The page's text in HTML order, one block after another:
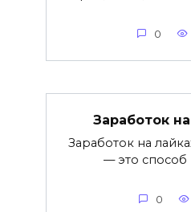
0
Заработок
Заработок на
— это способ
0